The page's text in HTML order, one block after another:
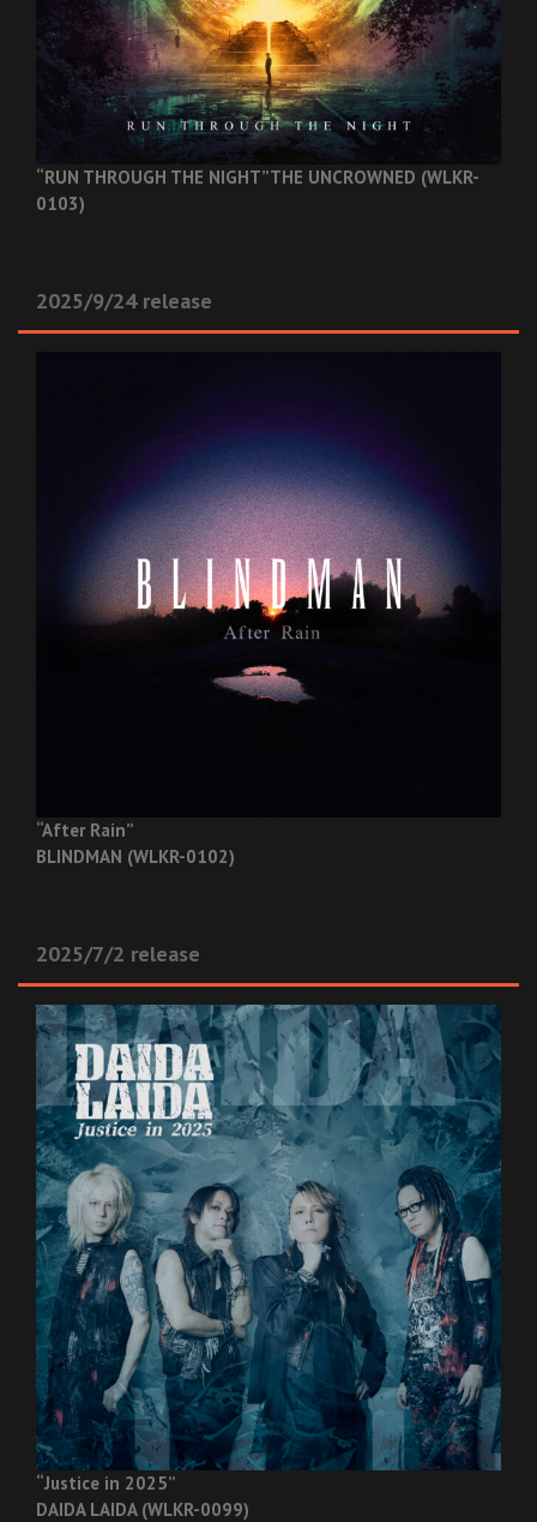
“RUN THROUGH THE NIGHT”THE UNCROWNED (WLKR-
0103)
2025/9/24 release
“After Rain”
BLINDMAN (WLKR-0102)
2025/7/2 release
“Justice in 2025”
DAIDA LAIDA (WLKR-0099)